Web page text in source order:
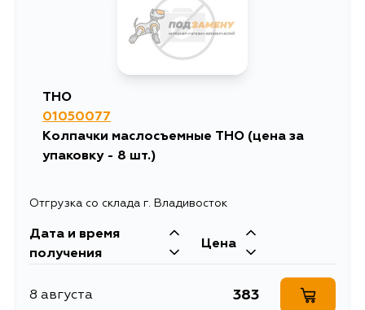
THO
01050077
Колпачки маслосъемные THO (цена за
упаковку - 8 шт.)
Отгрузка со склада г. Владивосток
Дата и время
получения
Цена
8 августа 383